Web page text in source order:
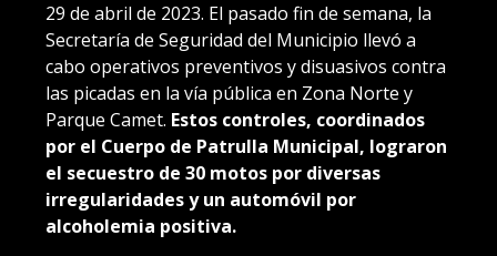
29 de abril de 2023. El pasado fin de semana, la
Secretaría de Seguridad del Municipio llevó a
cabo operativos preventivos y disuasivos contra
las picadas en la vía pública en Zona Norte y
Parque Camet. Estos controles, coordinados
por el Cuerpo de Patrulla Municipal, lograron
el secuestro de 30 motos por diversas
irregularidades y un automóvil por
alcoholemia positiva.